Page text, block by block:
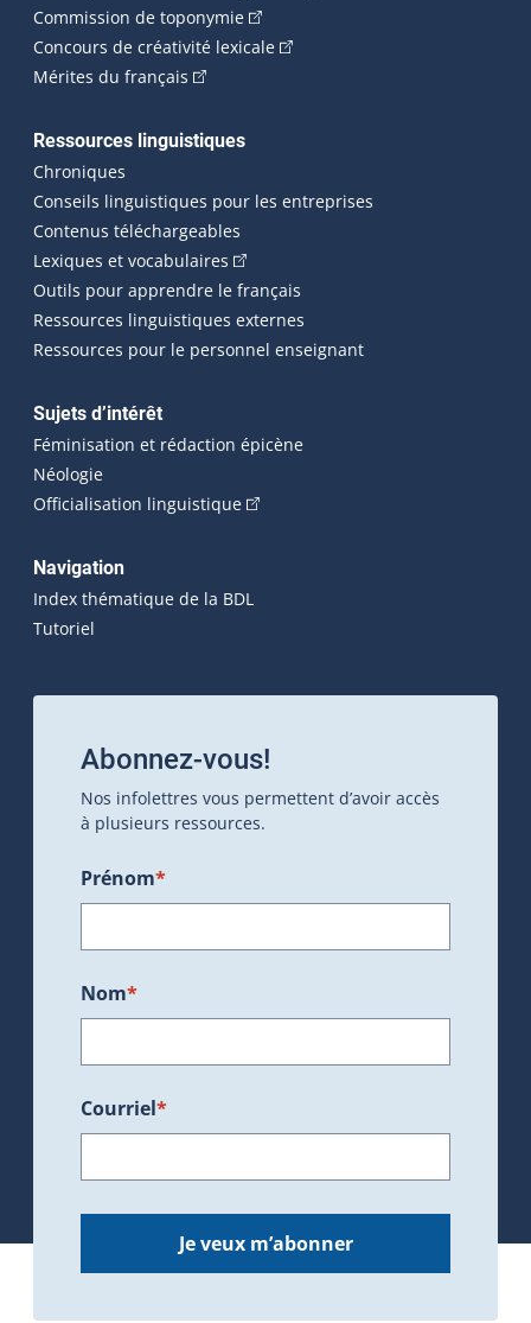
Commission de toponymie(Cet hyperlien externe s'ouvrira
Concours de créativité lexicale(Cet hyperlien externe
Mérites du français (Cet hyperlien externe s'ouvrira dans une
Ressources linguistiques
Chroniques
Conseils linguistiques pour les entreprises
Contenus téléchargeables
Lexiques et vocabulaires (Cet hyperlien externe s'ouvrira
Outils pour apprendre le français
Ressources linguistiques externes
Ressources pour le personnel enseignant
Sujets d’intérêt
Féminisation et rédaction épicène
Néologie
Officialisation linguistique(Cet hyperlien externe s'ouvrira
Navigation
Index thématique de la BDL
Tutoriel
Abonnez-vous!
Nos infolettres vous permettent d’avoir accès
à plusieurs ressources.
Prénom*
Nom*
Courriel*
Je veux m’abonner